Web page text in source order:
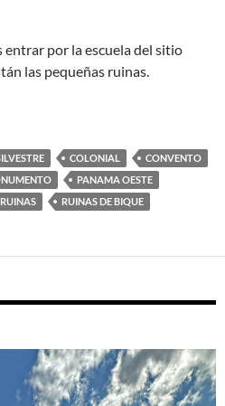
entrar por la escuela del sitio
las pequeñas ruinas.
Bique, una historia en abandono.
COLONIAL
CONVENTO
PANAMA OESTE
RUINAS RUINAS DE BIQUE